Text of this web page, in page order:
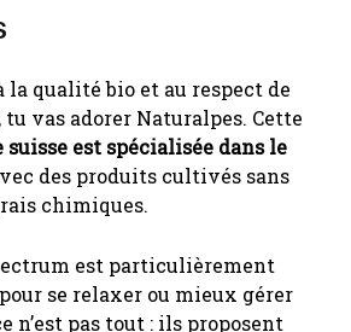
la qualité bio et au respect de
vas adorer Naturalpes. Cette
est spécialisée dans le
des produits cultivés sans
chimiques.
est particulièrement
se relaxer ou mieux gérer
n’est pas tout : ils proposent